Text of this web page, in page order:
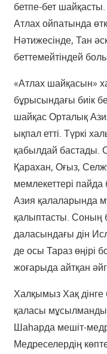
бетпе-бет
Атлах ойпатында
Нәтижесінде, Тан
беттемейтіндей
«Атлах шайқасын»
бұрысындағы биік
шайқас Орталық
ықпал етті. Түркі
қабылдай бастады.
Қарахан, Оғыз,
мемлекеттері
Азия қалаларында
қалыптасты. Соның
даласындағы дін
де осы Тараз өңірі
жоғарыда айтқан
Халқымыз Хақ дінге
қаласы
Шаһарда мешіт-
Медреселердің